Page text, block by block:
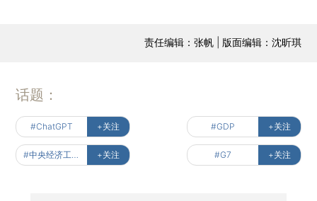
责任编辑：张帆 | 版面编辑：沈昕琪
话题：
#ChatGPT +关注 #GDP +关注
+关注 #G7 +关注